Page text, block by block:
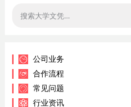
公司业务
合作流程
常见问题
行业资讯